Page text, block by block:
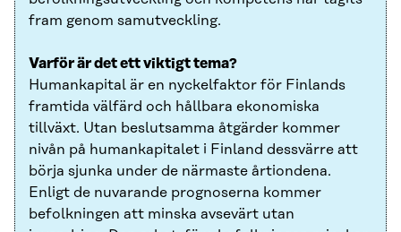
fram genom samutveckling.
Varför är det ett viktigt tema?
Humankapital är en nyckelfaktor för Finlands
framtida välfärd och hållbara ekonomiska
tillväxt. Utan beslutsamma åtgärder kommer
nivån på humankapitalet i Finland dessvärre att
börja sjunka under de närmaste årtiondena.
Enligt de nuvarande prognoserna kommer
befolkningen att minska avsevärt utan